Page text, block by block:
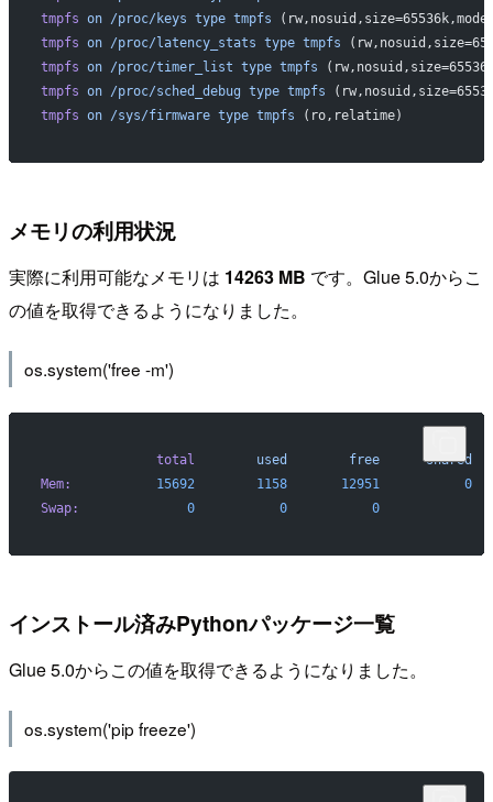
tmpfs on /proc/keys type tmpfs
tmpfs on /proc/latency_stats type tmpfs
tmpfs on /proc/timer_list type tmpfs
tmpfs on /proc/sched_debug type tmpfs
tmpfs on /sys/firmware type tmpfs (ro,relatime)
メモリの利用状況
実際に利用可能なメモリは 14263 MB です。Glue 5.0からこ
の値を取得できるようになりました。
os.system('free -m')
               total
        used
        free
      shared
Mem:
           15692
        1158
       12951
           0
Swap:
              0
           0
           0
インストール済みPythonパッケージ一覧
Glue 5.0からこの値を取得できるようになりました。
os.system('pip freeze')